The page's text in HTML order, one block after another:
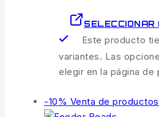
SELECCIONAR
Este producto
variantes. Las
elegir en la página de
-10% Venta de